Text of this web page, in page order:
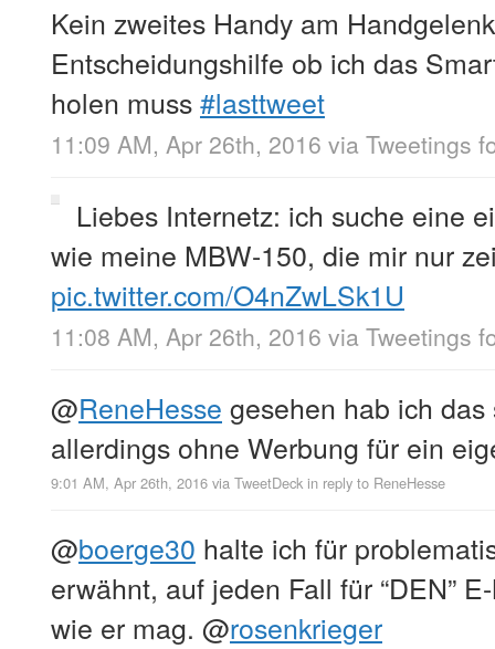
Kein zweites Handy am
Entscheidungshilfe ob ich das
holen muss#lasttweet
11:09 AM, Apr 26th, 2016 via Tweetings
Liebes Internetz: ich suche eine
wie meine MBW-150, die mir nur
pic.twitter.com/O4nZwLSk1U
11:08 AM, Apr 26th, 2016 via Tweetings
@ReneHesse gesehen hab ich
allerdings ohne Werbung für ein
9:01 AM, Apr 26th, 2016 via TweetDeck in reply to ReneHesse
@boerge30 halte ich für
erwähnt, auf jeden Fall für “DEN”
wie er mag. @rosenkrieger